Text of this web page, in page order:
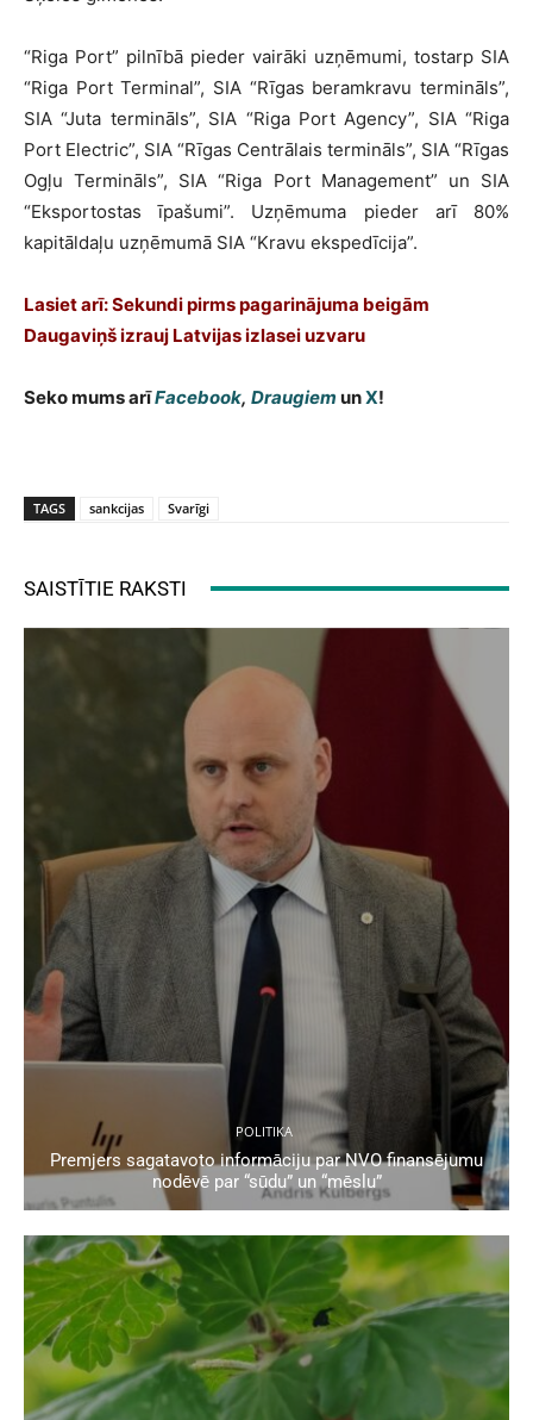
“Riga Port” pilnībā pieder vairāki uzņēmumi, tostarp SIA
“Riga Port Terminal”, SIA “Rīgas beramkravu termināls”,
SIA “Juta termināls”, SIA “Riga Port Agency”, SIA “Riga
Port Electric”, SIA “Rīgas Centrālais termināls”, SIA “Rīgas
Ogļu Termināls”, SIA “Riga Port Management” un SIA
“Eksportostas īpašumi”. Uzņēmuma pieder arī 80%
kapitāldaļu uzņēmumā SIA “Kravu ekspedīcija”.
Lasiet arī: Sekundi pirms pagarinājuma beigām
Daugaviņš izrauj Latvijas izlasei uzvaru
Seko mums arīFacebook, Draugiem unX!
TAGS sankcijas Svarīgi
SAISTĪTIE RAKSTI
POLITIKA
Premjers sagatavoto informāciju par NVO finansējumu
nodēvē par “sūdu” un “mēslu”